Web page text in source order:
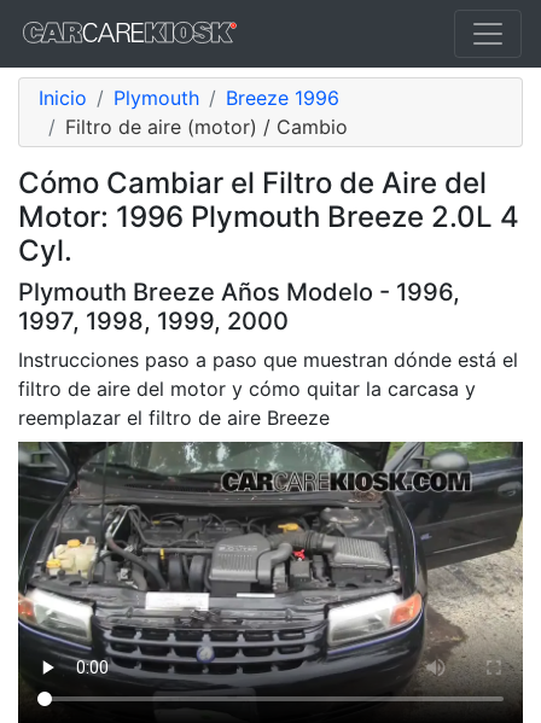
Inicio Plymouth
Breeze 1996
Filtro de aire (motor) / Cambio
Cómo Cambiar el Filtro de Aire del
Motor: 1996 Plymouth Breeze 2.0L 4
Cyl.
Plymouth Breeze Años Modelo - 1996,
1997, 1998, 1999, 2000
Instrucciones paso a paso que muestran dónde está el
filtro de aire del motor y cómo quitar la carcasa y
reemplazar el filtro de aire Breeze